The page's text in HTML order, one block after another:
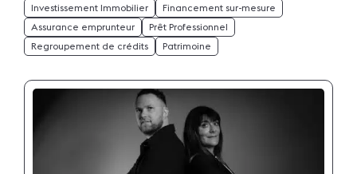
Investissement Immobilier
Financement sur-mesure
Assurance emprunteur
Prêt Professionnel
Regroupement de crédits
Patrimoine